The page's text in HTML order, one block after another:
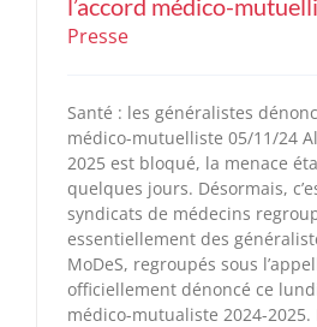
l’accord médico-
Presse
Santé : les généralistes
médico-mutuelliste 05/11/24
2025 est bloqué, la menace
quelques jours. Désormais,
syndicats de médecins
essentiellement des
MoDeS, regroupés sous
officiellement dénoncé ce
médico-mutualiste 2024-2025.